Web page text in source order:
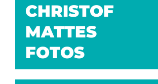
CHRISTOF
MATTES
FOTOS